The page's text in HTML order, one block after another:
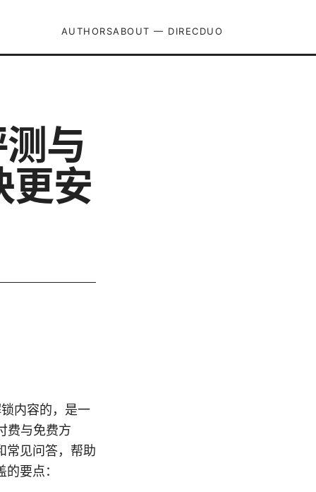
AUTHORSABOUT — DIRECDUO
与
更安
内容的，是一
费与免费方
常见问答，帮助
要点：